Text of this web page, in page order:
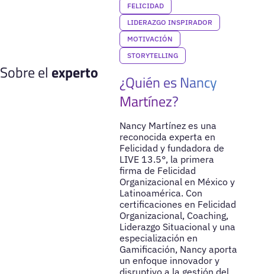
FELICIDAD
LIDERAZGO INSPIRADOR
MOTIVACIÓN
STORYTELLING
Sobre el experto
¿Quién es Nancy
Martínez?
Nancy Martínez es una
reconocida experta en
Felicidad y fundadora de
LIVE 13.5°, la primera
firma de Felicidad
Organizacional en México y
Latinoamérica. Con
certificaciones en Felicidad
Organizacional, Coaching,
Liderazgo Situacional y una
especialización en
Gamificación, Nancy aporta
un enfoque innovador y
disruptivo a la gestión del